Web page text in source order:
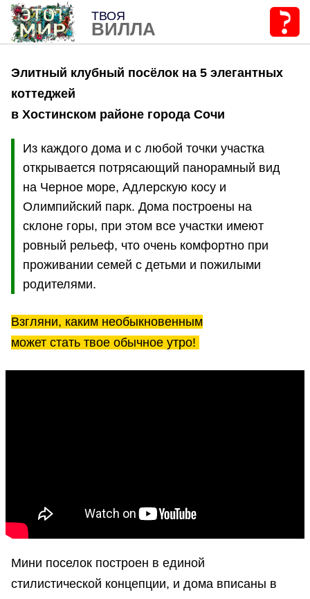
Элитный клубный посёлок на 5 элегантных
коттеджей
в Хостинском районе города Сочи
Из каждого дома и с любой точки участка
открывается потрясающий панорамный вид
на Черное море, Адлерскую косу и
Олимпийский парк. Дома построены на
склоне горы, при этом все участки имеют
ровный рельеф, что очень комфортно при
проживании семей с детьми и пожилыми
родителями.
Взгляни, каким необыкновенным
может стать твое обычное утро!
Мини поселок построен в единой
стилистической концепции, и дома вписаны в
ТВОЯ
ВИЛЛА